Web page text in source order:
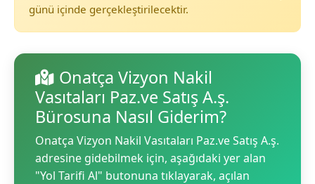
günü içinde gerçekleştirilecektir.
Onatça Vizyon Nakil
Vasıtaları Paz.ve Satış A.ş.
Bürosuna Nasıl Giderim?
Onatça Vizyon Nakil Vasıtaları Paz.ve Satış A.ş.
adresine gidebilmek için, aşağıdaki yer alan
"Yol Tarifi Al" butonuna tıklayarak, açılan